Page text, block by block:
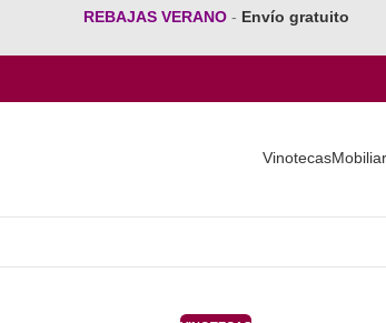
REBAJAS VERANO - Envío gratuito
Vinotecas